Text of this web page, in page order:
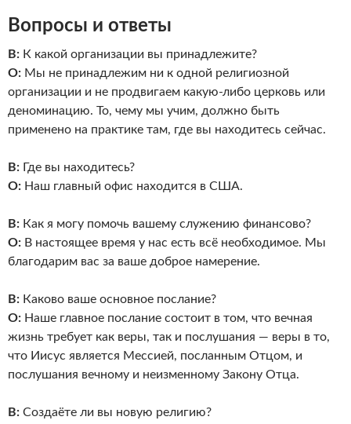
Вопросы и ответы
В: К какой организации вы принадлежите?
О: Мы не принадлежим ни к одной религиозной
организации и не продвигаем какую-либо церковь или
деноминацию. То, чему мы учим, должно быть
применено на практике там, где вы находитесь сейчас.
В: Где вы находитесь?
О: Наш главный офис находится в США.
В: Как я могу помочь вашему служению финансово?
О: В настоящее время у нас есть всё необходимое. Мы
благодарим вас за ваше доброе намерение.
В: Каково ваше основное послание?
О: Наше главное послание состоит в том, что вечная
жизнь требует как веры, так и послушания — веры в то,
что Иисус является Мессией, посланным Отцом, и
послушания вечному и неизменному Закону Отца.
В: Создаёте ли вы новую религию?